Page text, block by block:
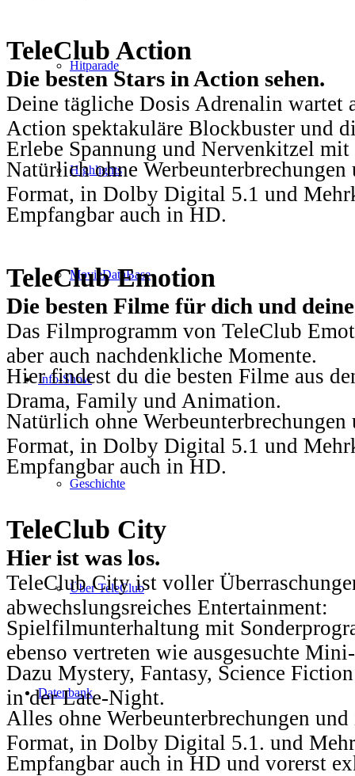
Hitparade
Highlights
MovieDataBase
Info-Show
Geschichte
Über TeleClub
Datenbank
TeleClub Action
Die besten Stars in Action sehen.
Deine tägliche Dosis Adrenalin wartet
Action spektakuläre Blockbuster und
Erlebe Spannung und Nervenkitzel
Natürlich ohne
Format, in Dolby Digital 5.1 und
Empfangbar auch in HD.
TeleClub Emotion
Die besten Filme für dich und
Das Filmprogramm von TeleClub
aber auch nachdenkliche Momente.
Hier findest du die besten Filme aus
Drama, Family und Animation.
Natürlich ohne
Format, in Dolby Digital 5.1 und
Empfangbar auch in HD.
TeleClub City
Hier ist was los.
TeleClub City ist voller
abwechslungsreiches Entertainment:
Spielfilmunterhaltung mit
ebenso vertreten wie ausgesuchte
Dazu Mystery, Fantasy, Science
in der Late-Night.
Alles ohne Werbeunterbrechungen
Format, in Dolby Digital 5.1. und
Empfangbar auch in HD und vorerst